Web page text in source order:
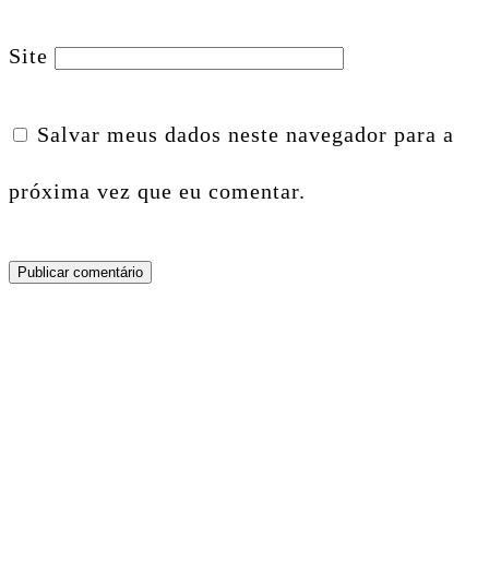
Site
Salvar meus dados neste navegador para a
próxima vez que eu comentar.